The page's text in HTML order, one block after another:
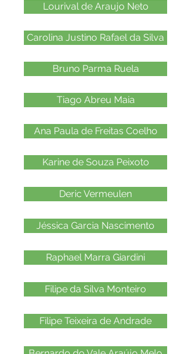
Lourival de Araujo Neto
Carolina Justino Rafael da Silva
Bruno Parma Ruela
Tiago Abreu Maia
Ana Paula de Freitas Coelho
Karine de Souza Peixoto
Deric Vermeulen
Jéssica Garcia Nascimento
Raphael Marra Giardini
Filipe da Silva Monteiro
Filipe Teixeira de Andrade